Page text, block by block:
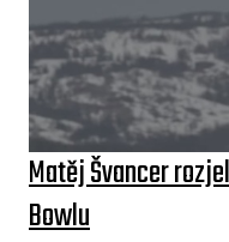
Matěj Švancer
Bowlu